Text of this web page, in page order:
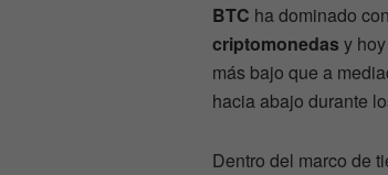
BTC ha dominado
criptomonedas y
más bajo que a
hacia abajo durante
Dentro del marco de